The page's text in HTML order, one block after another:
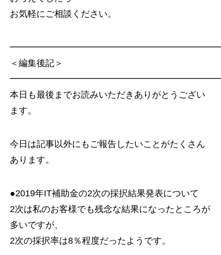
お気軽にご相談ください。
＜編集後記＞
本日も最後までお読みいただきありがとうござい
ます。
今日は記事以外にもご報告したいことがたくさん
あります。
●2019年IT補助金の2次の採択結果発表について
2次は私のお客様でも残念な結果になったところが
多いですが、
2次の採択率は8％程度だったようです。